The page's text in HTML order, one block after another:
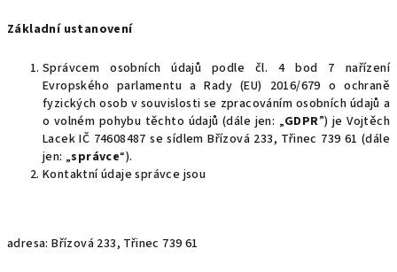
Základní ustanovení
Správcem osobních údajů podle čl. 4 bod 7 nařízení
Evropského parlamentu a Rady (EU) 2016/679 o ochraně
fyzických osob v souvislosti se zpracováním osobních údajů a
o volném pohybu těchto údajů (dále jen: „GDPR”) je Vojtěch
Lacek IČ 74608487 se sídlem Břízová 233, Třinec 739 61 (dále
jen: „správce“).
Kontaktní údaje správce jsou
adresa: Břízová 233, Třinec 739 61